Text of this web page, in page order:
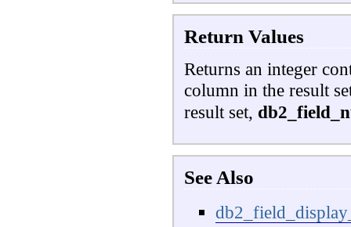
Return Values
Returns an integer
column in the result
result set,
See Also